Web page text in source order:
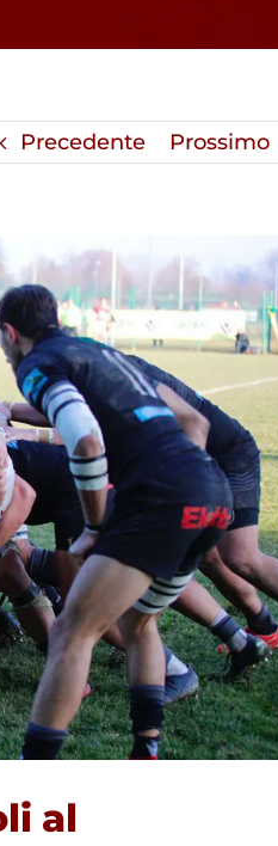
Precedente Prossimo
al